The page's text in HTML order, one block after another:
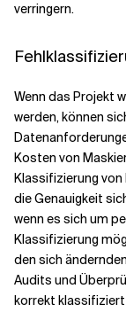
verringern.
Wenn das Projekt
werden, können
Kosten von
Klassifizierung
die Genauigkeit
wenn es sich um
Klassifizierung
den sich
Audits und
korrekt